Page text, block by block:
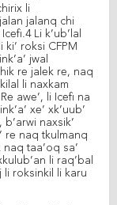
li
jalanq chi
Li k’ub’lal
ki’ roksi CFPM
jwal
re jalek re, naq
li naxkam
awe’, li Icefi na
xe’ xk’uub’
naxsik’
re naq tkulmanq
taa’oq sa’
li raq’bal
li roksinkil li karu